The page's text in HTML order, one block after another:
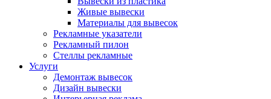
Живые вывески
Материалы для вывесок
Рекламные указатели
Рекламный пилон
Стеллы рекламные
Услуги
Демонтаж вывесок
Дизайн вывески